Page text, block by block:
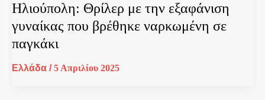
Ηλιούπολη: Θρίλερ με την εξαφάνιση
γυναίκας που βρέθηκε ναρκωμένη σε
παγκάκι
Ελλάδα /5 Απριλίου 2025